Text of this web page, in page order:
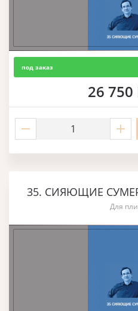
под заказ
26
35. СИЯЮЩИЕ
Для